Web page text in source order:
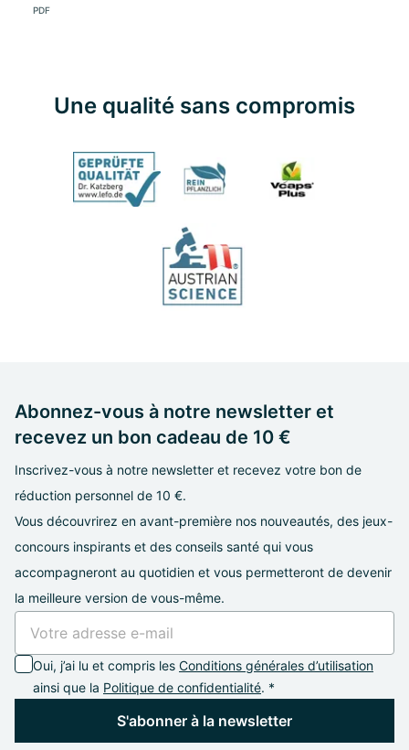
PDF
Une qualité sans compromis
Abonnez-vous à notre newsletter et
recevez un bon cadeau de 10 €
Inscrivez-vous à notre newsletter et recevez votre bon de
réduction personnel de 10 €.
Vous découvrirez en avant-première nos nouveautés, des jeux-
concours inspirants et des conseils santé qui vous
accompagneront au quotidien et vous permetteront de devenir
la meilleure version de vous-même.
Oui, j’ai lu et compris les Conditions générales d’utilisation
ainsi que la Politique de confidentialité. *
S'abonner à la newsletter